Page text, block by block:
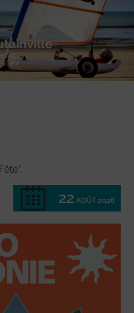
22 AOÛT 2026